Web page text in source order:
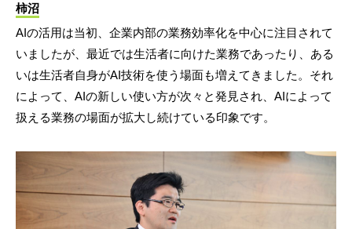
柿沼
AIの活用は当初、企業内部の業務効率化を中心に注目されて
いましたが、最近では生活者に向けた業務であったり、ある
いは生活者自身がAI技術を使う場面も増えてきました。それ
によって、AIの新しい使い方が次々と発見され、AIによって
扱える業務の場面が拡大し続けている印象です。